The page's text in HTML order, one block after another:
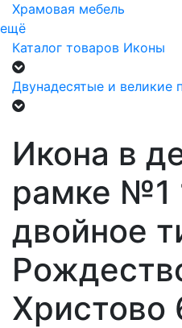
Храмовая мебель
ещё
Каталог товаров Иконы
Двунадесятые и великие
Икона в
рамке №1
двойное
Христово